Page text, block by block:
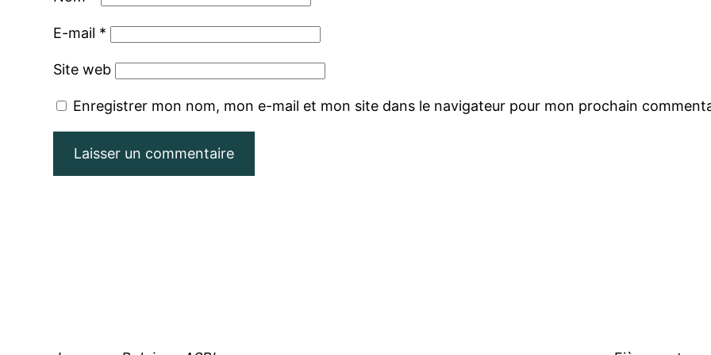
E-mail *
Site web
Enregistrer mon nom, mon e-mail et mon site dans le navigateur pour mon prochain